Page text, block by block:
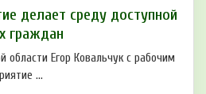
делает среду доступной
граждан
области Егор Ковальчук с рабочим
...